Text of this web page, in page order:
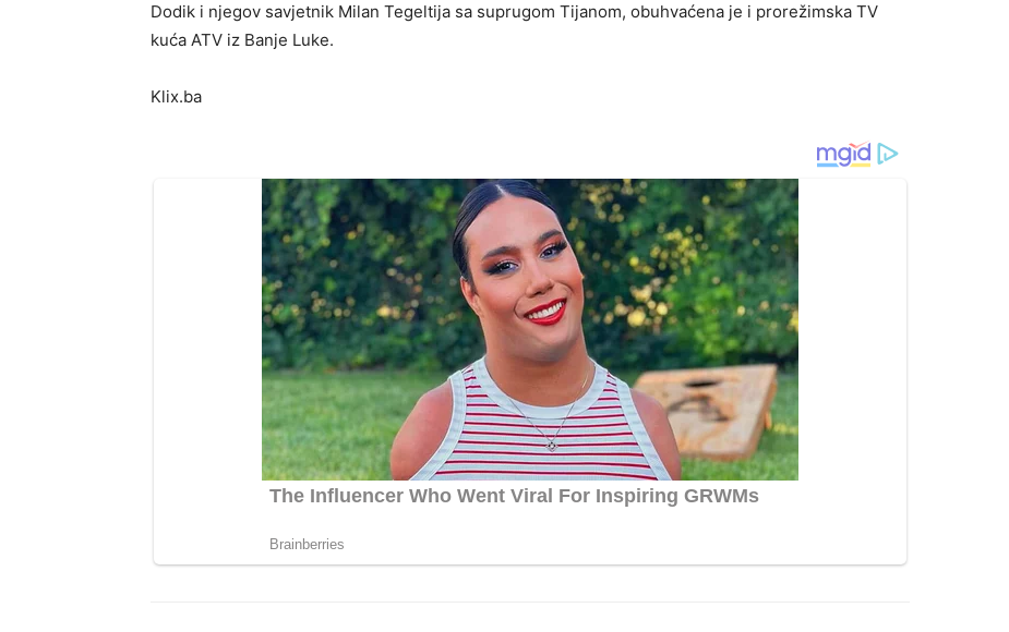
Dodik i njegov savjetnik Milan Tegeltija sa suprugom Tijanom, obuhvaćena je i prorežimska TV
kuća ATV iz Banje Luke.
Klix.ba